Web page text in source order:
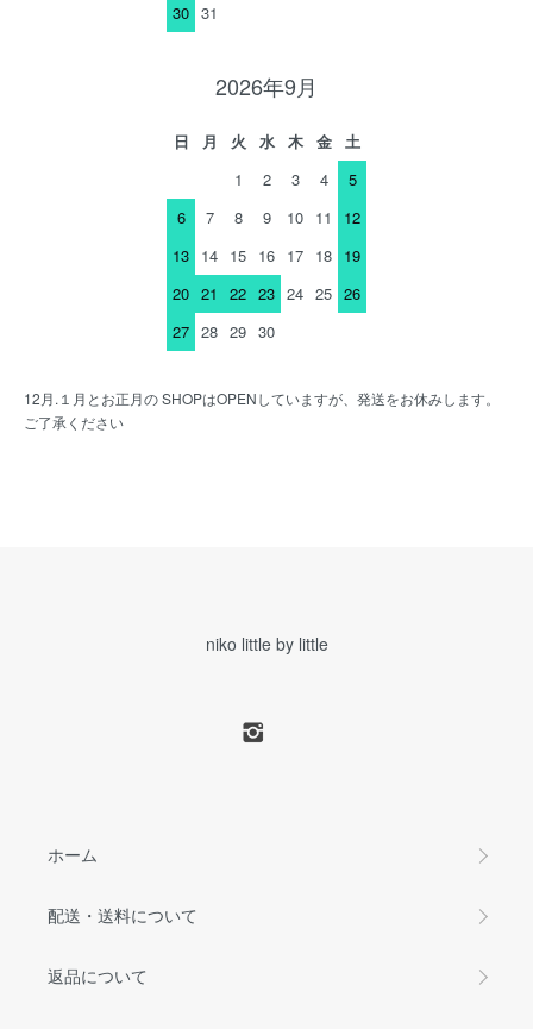
30 31
2026年9月
日 月 火 水 木 金
土
1
2 3 4
5
6
7 8 9 10 11
12
13 14 15 16 17 18 19
20 21 22 23 24 25 26
27 28 29 30
12月.１月とお正月の SHOPはOPENしていますが、発送をお休みします。
ご了承ください
niko little by little
ホーム
配送・送料について
返品について